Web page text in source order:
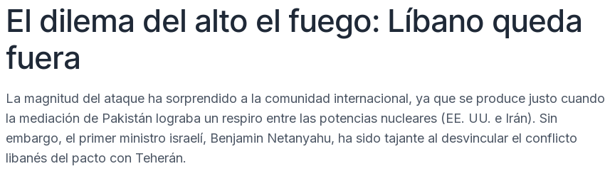
El dilema del alto el fuego: Líbano queda
fuera
La magnitud del ataque ha sorprendido a la comunidad internacional, ya que se produce justo cuando
la mediación de Pakistán lograba un respiro entre las potencias nucleares (EE. UU. e Irán). Sin
embargo, el primer ministro israelí, Benjamin Netanyahu, ha sido tajante al desvincular el conflicto
libanés del pacto con Teherán.